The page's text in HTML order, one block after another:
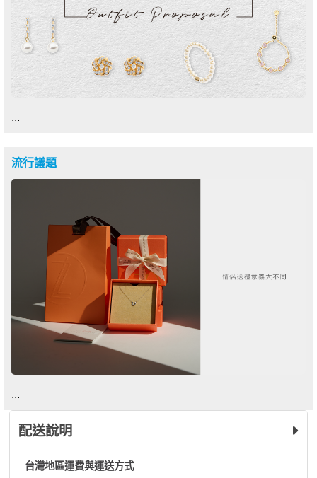
...
流行議題
...
配送說明
台灣地區運費與運送方式